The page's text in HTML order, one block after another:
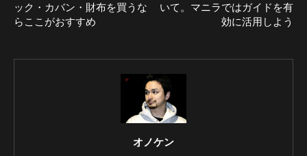
ック・カバン・財布を買うな
らここがおすすめ
いて。マニラではガイドを有
効に活用しよう
オノケン